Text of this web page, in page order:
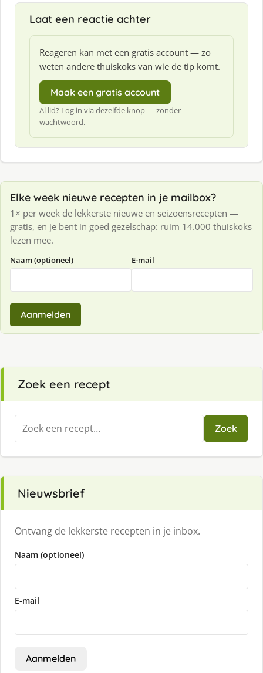
Laat een reactie achter
Reageren kan met een gratis account — zo
weten andere thuiskoks van wie de tip komt.
Maak een gratis account
Al lid? Log in via dezelfde knop — zonder
wachtwoord.
Elke week nieuwe recepten in je mailbox?
1× per week de lekkerste nieuwe en seizoensrecepten —
gratis, en je bent in goed gezelschap: ruim 14.000 thuiskoks
lezen mee.
Naam (optioneel) E-mail
Aanmelden
Zoek een recept
Zoeken
naar:
Zoek
Nieuwsbrief
Ontvang de lekkerste recepten in je inbox.
Naam (optioneel)
E-mail
Aanmelden